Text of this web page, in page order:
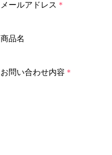
メールアドレス ＊
商品名
お問い合わせ内容 ＊